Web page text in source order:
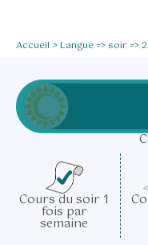
contenu
Accueil Langue => soir =>
Cours du soir 1
fois par
semaine